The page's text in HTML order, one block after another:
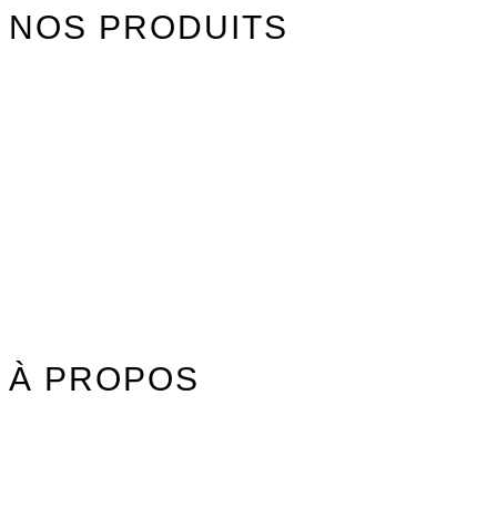
NOS PRODUITS
À PROPOS